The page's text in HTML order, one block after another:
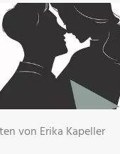
von Erika Kapeller